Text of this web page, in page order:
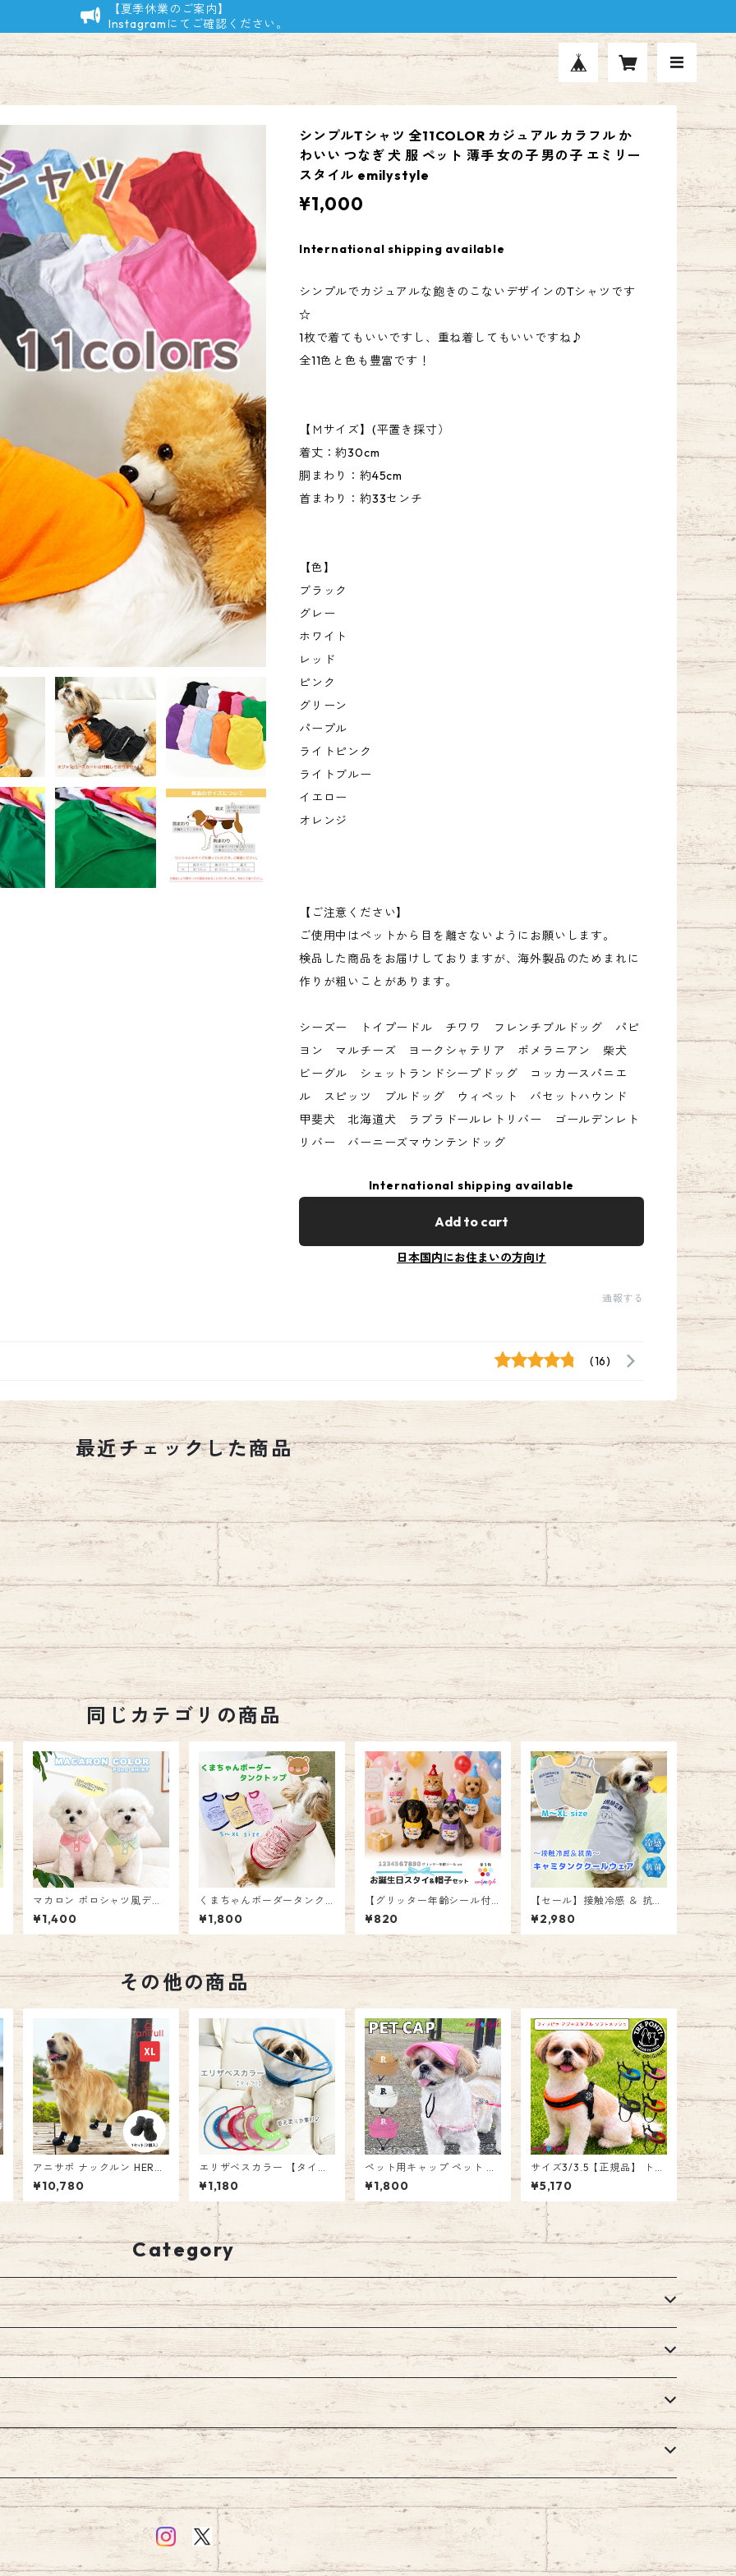
【夏季休業のご案内】
Instagramにてご確認ください。
シンプルTシャツ 全11COLOR カジュアル カラフル か
わいい つなぎ 犬 服 ペット 薄手 女の子 男の子 エミリー
スタイル emilystyle
¥1,000
International shipping available
シンプルでカジュアルな飽きのこないデザインのTシャツです
☆
1枚で着てもいいですし、重ね着してもいいですね♪
全11色と色も豊富です！
【Ｍサイズ】(平置き採寸）
着丈：約30cm
胴まわり：約45cm
首まわり：約33センチ
【色】
ブラック
グレー
ホワイト
レッド
ピンク
グリーン
パープル
ライトピンク
ライトブルー
イエロー
オレンジ
【ご注意ください】
ご使用中はペットから目を離さないようにお願いします。
検品した商品をお届けしておりますが、海外製品のためまれに
作りが粗いことがあります。
シーズー トイプードル チワワ フレンチブルドッグ パピ
ヨン マルチーズ ヨークシャテリア ポメラニアン 柴犬
ビーグル シェットランドシープドッグ コッカースパニエ
ル スピッツ ブルドッグ ウィペット バセットハウンド
甲斐犬 北海道犬 ラブラドールレトリバー ゴールデンレト
リバー バーニーズマウンテンドッグ
International shipping available
Add to cart
日本国内にお住まいの方向け
通報する
(16)
最近チェックした商品
同じカテゴリの商品
マカロン ポロシャツ風デザ
イン♪ ドッグウエア タンク
トップ 犬服 犬 ペット用品
ストレッチ お散歩 お出かけ
犬服 男の子 女の子 エミリー
スタイル emilystyle
¥1,400
くまちゃんボーダータンク
トップ Tシャツ ボーダー ペ
ットウェア 犬 服 くま ペッ
ト 袖なし 薄手 インナー カ
ジュアル かわいい 女の子 男
の子 オールシーズン エミリ
ースタイル emilystyle
¥1,800
【グリッター年齢シール付
き】お誕生日スタイ＆帽子
バースデイスタイ ハッピー
バースデー 記念日 年齢 お祝
い 記念写真 衣装 犬 猫 ペッ
ト 撮影 グッズ 前かけ よだ
れかけ 帽子付き ゴム紐 エミ
¥820
【セール】接触冷感 ＆ 抗菌
キャミタンククールウェア
涼感 クール ドッグウェア ペ
ット ドッグ 犬 ウェア 服 ク
ールウェア 暑さ対策 ひんや
りウェア 夏 速乾 通気性 暑
さ対策グッズ 熱中症対策 お
散歩 お出かけ かわいい エミ
リースタイル emilystyle
¥2,980
その他の商品
アニサポ ナックルン HERO
XLサイズ 2本入 左右兼用 前
後兼用 アニフル 日本製 犬用
シューズ 犬用品 足 サポータ
ー 指 爪 保護 つま先 足先 指
先 肉球 擦る 跛行 引きずる
介護 XL ナックリング 面フ
ァスナー ドッグシューズ ペ
ット ドッグ ペットシューズ
靴 お散歩 2足入り
¥10,780
エリザベスカラー 【タイプ
2】 プラスチック製 クリア
軽量 犬 猫 ペット 防護具 術
後 介護 怪我 簡単装着 傷舐
め防止 ボタン留め 調整可能
エミリースタイル emilystyl
e
¥1,180
ペット用キャップ ペット 犬
帽子 ハット 紫外線防止 日よ
け 可愛い 小物 小型犬 散歩
お出かけ 男の子 女の子 エミ
リースタイル emilystyle
¥1,800
サイズ3/3.5【正規品】 トレ
ポンティ Tre Ponti フィッ
ビア アジャスタブル ソフト
メッシュ Fibbia adjustable
type SOFT MESH ハーネス
イタリアンブランド イタリ
ア製 犬 人気 かわいい おし
ゃれ お散歩 簡単装着 エミリ
¥5,170
Category